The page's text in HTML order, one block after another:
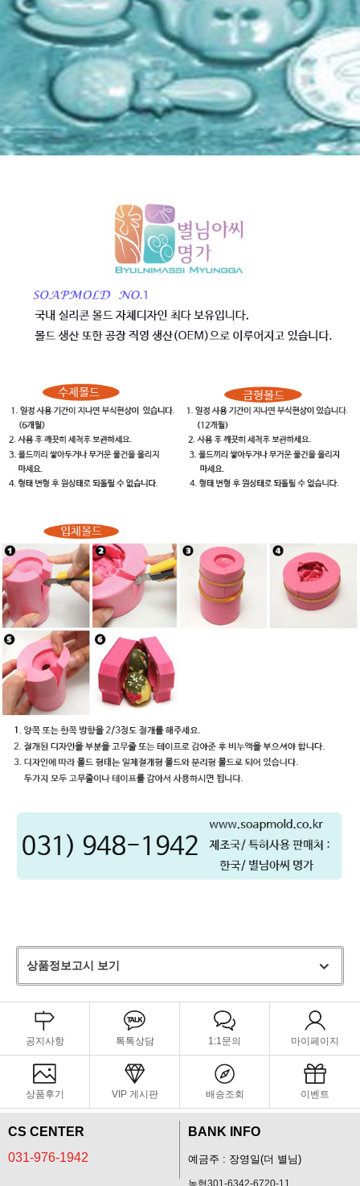
상품정보고시 보기
공지사항 톡톡상담 1:1문의 마이페이지
상품후기 VIP 게시판 배송조회 이벤트
CS CENTER
031-976-1942
BANK INFO
예금주 : 장영일(더 별님)